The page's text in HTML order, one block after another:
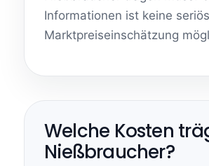
Informationen ist keine
Marktpreiseinschätzung
Welche Kosten
Nießbraucher?